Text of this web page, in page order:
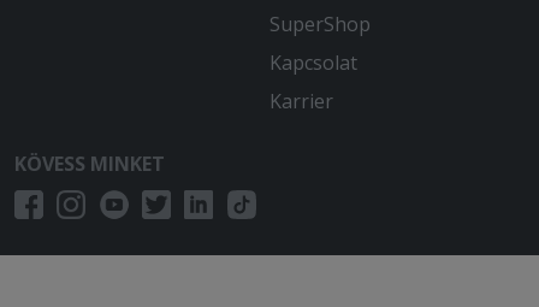
SuperShop
Kapcsolat
Karrier
KÖVESS MINKET